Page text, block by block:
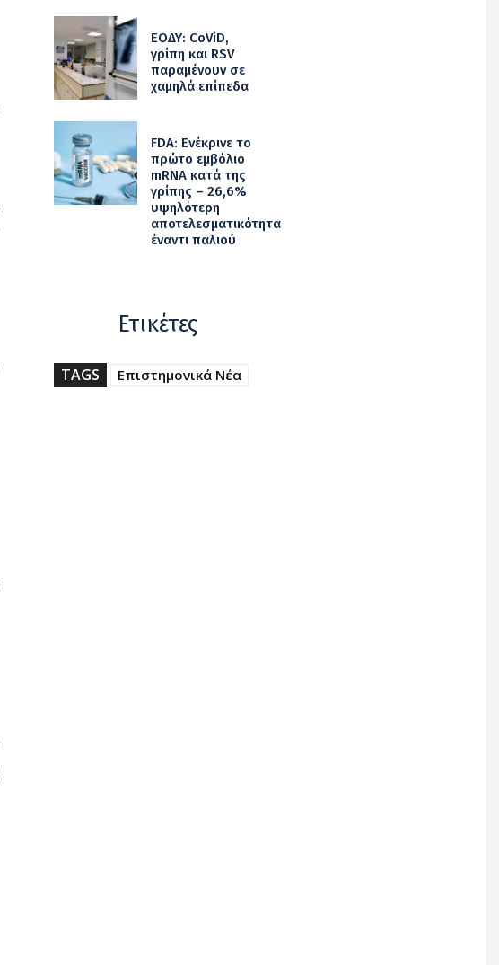
ΕΟΔΥ: CoViD,
γρίπη και RSV
παραμένουν σε
χαμηλά επίπεδα
FDA: Ενέκρινε το
πρώτο εμβόλιο
mRNA κατά της
γρίπης – 26,6%
υψηλότερη
αποτελεσματικότητα
έναντι παλιού
Ετικέτες
TAGS Επιστημονικά Νέα